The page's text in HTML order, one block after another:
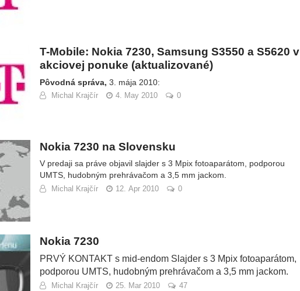
T-Mobile: Nokia 7230, Samsung S3550 a S5620 v
akciovej ponuke (aktualizované)
Pôvodná správa, 3. mája 2010:
Michal Krajčír 4. May 2010 0
Nokia 7230 na Slovensku
V predaji sa práve objavil slajder s 3 Mpix fotoaparátom, podporou
UMTS, hudobným prehrávačom a 3,5 mm jackom.
Michal Krajčír 12. Apr 2010 0
Nokia 7230
PRVÝ KONTAKT s mid-endom Slajder s 3 Mpix fotoaparátom,
podporou UMTS, hudobným prehrávačom a 3,5 mm jackom.
Michal Krajčír 25. Mar 2010 47